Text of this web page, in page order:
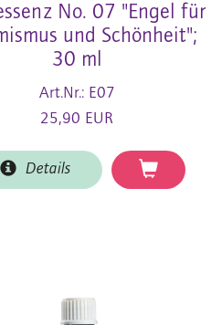
No. 07 "Engel für
und Schönheit";
30 ml
Art.Nr.: E07
25,90 EUR
Details